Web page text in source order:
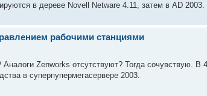
в дереве Novell Netware 4.11, затем в AD
рабочими станциями
Аналоги Zenworks отсутствуют? Тогда сочувствую.
в суперпупермегасервере 2003.